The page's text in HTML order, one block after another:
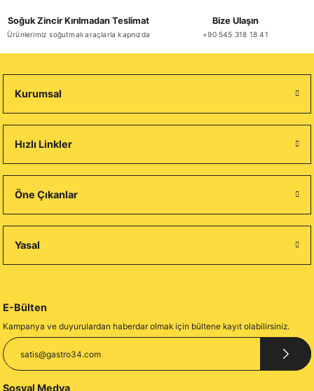
Soğuk Zincir Kırılmadan Teslimat
Ürünlerimiz soğutmalı araçlarla kapnızda
Bize Ulaşın
+90 545 318 18 41
Kurumsal
Hızlı Linkler
Öne Çıkanlar
Yasal
E-Bülten
Kampanya ve duyurulardan haberdar olmak için bültene kayıt olabilirsiniz.
Sosyal Medya